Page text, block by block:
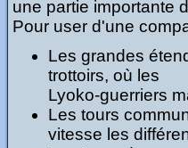
une partie importante
Pour user d'une
Les grandes
trottoirs, où les
Lyoko-guerriers
Les tours
vitesse les